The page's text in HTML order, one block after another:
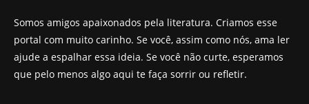
Somos amigos apaixonados pela literatura. Criamos esse
portal com muito carinho. Se você, assim como nós, ama ler
ajude a espalhar essa ideia. Se você não curte, esperamos
que pelo menos algo aqui te faça sorrir ou refletir.